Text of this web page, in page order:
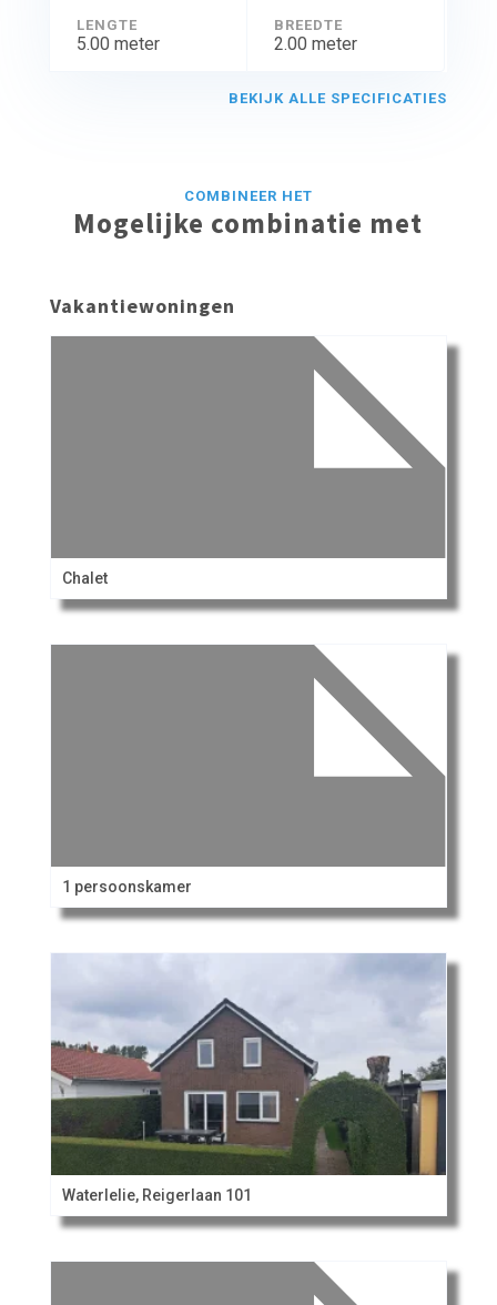
LENGTE
5.00 meter
BREEDTE
2.00 meter
BEKIJK ALLE SPECIFICATIES
COMBINEER HET
Mogelijke combinatie met
Vakantiewoningen
Chalet
1 persoonskamer
Waterlelie, Reigerlaan 101